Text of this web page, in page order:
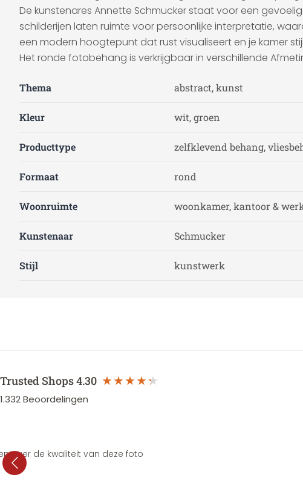
De kunstenares Annette Schmucker staat voor een
schilderijen laten ruimte voor persoonlijke interpretatie,
een modern hoogtepunt dat rust visualiseert en je kamer
Het ronde fotobehang is verkrijgbaar in verschillende
Thema abstract, kunst
Kleur wit, groen
Producttype zelfklevend behang,
Formaat rond
Woonruimte woonkamer, kantoor &
Kunstenaar Schmucker
Stijl kunstwerk
Trusted Shops4.30
1.332Beoordelingen
over de kwaliteit van deze foto